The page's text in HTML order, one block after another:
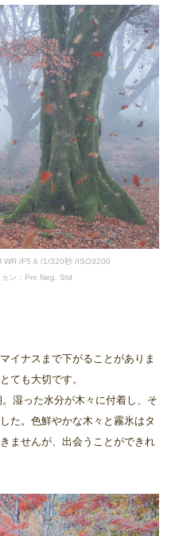
WR /F5.6 /1/320秒 /ISO3200
ン：Pro Neg. Std
イナスまで下がることがありま
ても大切です。
湿った水分が木々に付着し、そ
た。色鮮やかな木々と霧氷はタ
ませんが、出会うことができれ